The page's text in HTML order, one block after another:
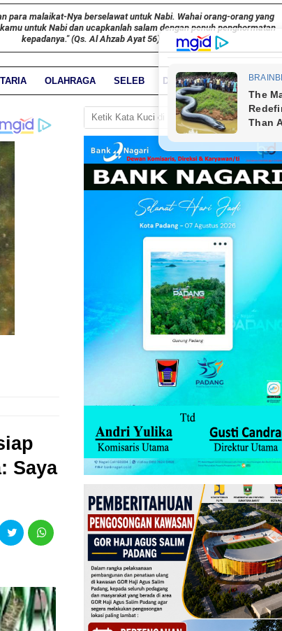
para malaikat-Nya berselawat untuk Nabi. Wahai orang-orang yang
untuk Nabi dan ucapkanlah salam dengan penuh penghormatan
kepadanya." (Qs. Al Ahzab Ayat 56)
OLAHRAGA SELEB DUNIA PARIWARA
Saya
GO